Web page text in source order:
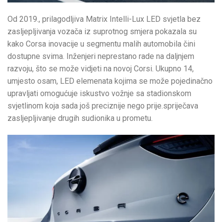
Od 2019., prilagodljiva Matrix Intelli-Lux LED svjetla bez
zasljepljivanja vozača iz suprotnog smjera pokazala su
kako Corsa inovacije u segmentu malih automobila čini
dostupne svima. Inženjeri neprestano rade na daljnjem
razvoju, što se može vidjeti na novoj Corsi. Ukupno 14,
umjesto osam, LED elemenata kojima se može pojedinačno
upravljati omogućuje iskustvo vožnje sa stadionskom
svjetlinom koja sada još preciznije nego prije.spriječava
zasljepljivanje drugih sudionika u prometu.